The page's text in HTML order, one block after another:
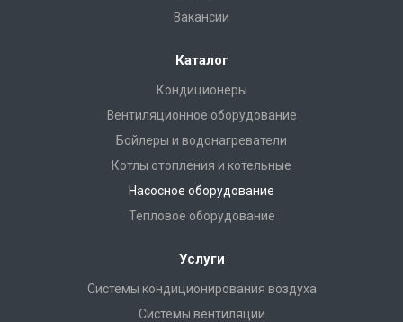
Вакансии
Каталог
Кондиционеры
Вентиляционное оборудование
Бойлеры и водонагреватели
Котлы отопления и котельные
Насосное оборудование
Тепловое оборудование
Услуги
Системы кондиционирования воздуха
Системы вентиляции